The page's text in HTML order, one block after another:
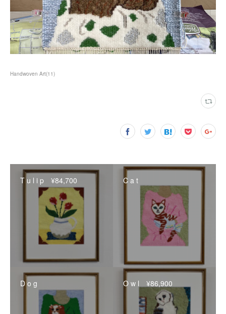
Handwoven Art(11)
T u l i p ¥84,700 C a t
D o g O w l ¥86,900